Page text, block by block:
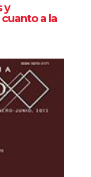
y
a la